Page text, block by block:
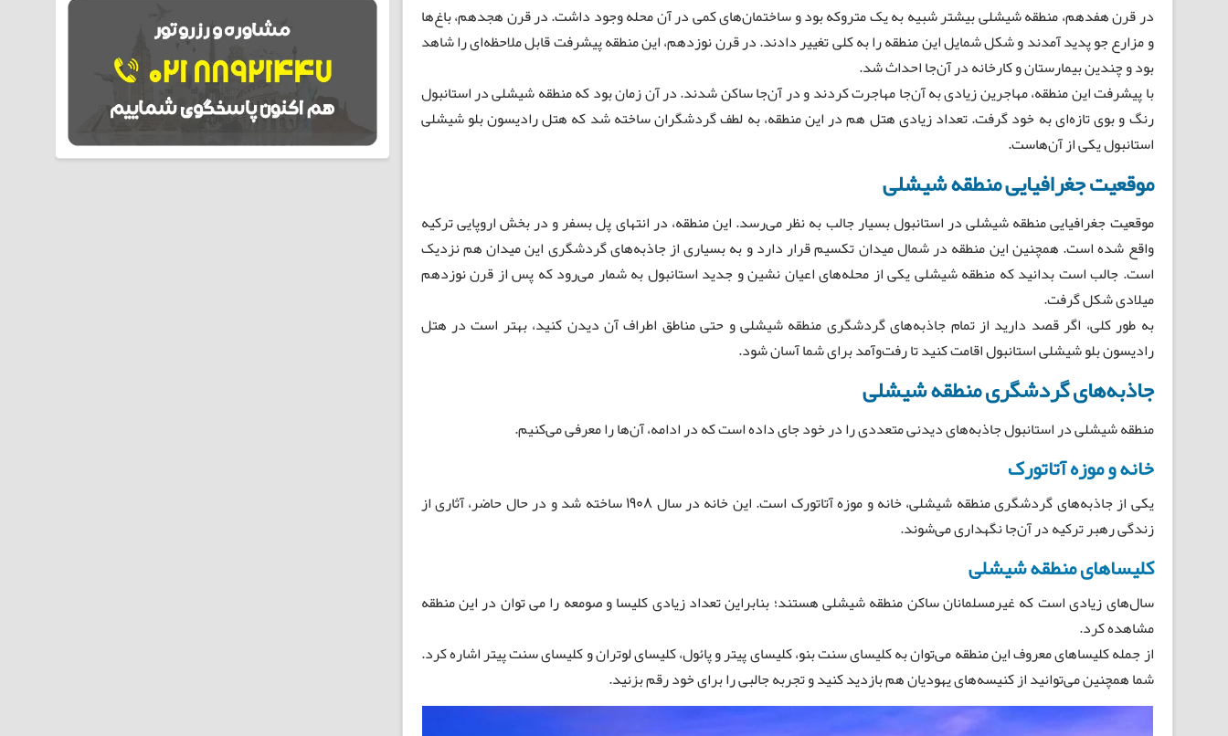
در قرن هفدهم، منطقه شیشلی بیشتر شبیه به یک متروکه بود و ساختمان‌های کمی در آن محله وجود داشت. در قرن هجدهم، باغ‌ها
و مزارع جو پدید آمدند و شکل شمایل این منطقه را به کلی تغییر دادند. در قرن نوزدهم، این منطقه پیشرفت قابل ملاحظه‌ای را شاهد
بود و چندین بیمارستان و کارخانه در آن‌جا احداث شد.
با پیشرفت این منطقه، مهاجرین زیادی به آن‌جا مهاجرت کردند و در آن‌جا ساکن شدند. در آن زمان بود که منطقه شیشلی در استانبول
رنگ و بوی تازه‌ای به خود گرفت. تعداد زیادی هتل هم در این منطقه، به لطف گردشگران ساخته شد که هتل رادیسون بلو شیشلی
استانبول یکی از آن‌هاست.
موقعیت جغرافیایی منطقه شیشلی
موقعیت جغرافیایی منطقه شیشلی در استانبول بسیار جالب به نظر می‌رسد. این منطقه، در انتهای پل بسفر و در بخش اروپایی ترکیه
واقع شده است. همچنین این منطقه در شمال میدان تکسیم قرار دارد و به بسیاری از جاذبه‌های گردشگری این میدان هم نزدیک
است. جالب است بدانید که منطقه شیشلی یکی از محله‌های اعیان نشین و جدید استانبول به شمار می‌رود که پس از قرن نوزدهم
میلادی شکل گرفت.
به طور کلی، اگر قصد دارید از تمام جاذبه‌های گردشگری منطقه شیشلی و حتی مناطق اطراف آن دیدن کنید، بهتر است در هتل
رادیسون بلو شیشلی استانبول اقامت کنید تا رفت‌وآمد برای شما آسان شود.
جاذبه‌های گردشگری منطقه شیشلی
منطقه شیشلی در استانبول جاذبه‌های دیدنی متعددی را در خود جای داده است که در ادامه، آن‌ها را معرفی می‌کنیم.
خانه و موزه آتاتورک
یکی از جاذبه‌های گردشگری منطقه شیشلی، خانه و موزه آتاتورک است. این خانه در سال 1908 ساخته شد و در حال حاضر، آثاری از
زندگی رهبر ترکیه در آ‌ن‌جا نگهداری می‌شوند.
کلیساهای منطقه شیشلی
سال‌های زیادی است که غیرمسلمانان ساکن منطقه شیشلی هستند؛ بنابراین تعداد زیادی کلیسا و صومعه را می ‌توان در این منطقه
مشاهده کرد.
از جمله کلیساهای معروف این منطقه می‌توان به کلیسای سنت بنو، کلیسای پیتر و پائول، کلیسای لوتران و کلیسای سنت پیتر اشاره کرد.
شما همچنین می‌توانید از کنیسه‌های یهودیان هم بازدید کنید‌ و تجربه جالبی را برای خود رقم بزنید.